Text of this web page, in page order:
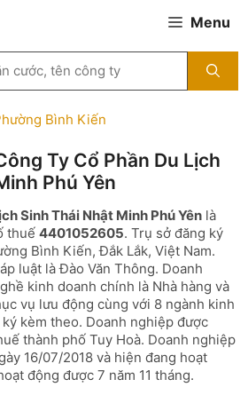
Menu
Bình Kiến
Ty Cổ Phần Du Lịch
Phú Yên
Sinh Thái Nhật Minh Phú Yên là
thuế 4401052605. Trụ sở đăng ký
Bình Kiến, Đắk Lắk, Việt Nam.
luật là Đào Văn Thông. Doanh
kinh doanh chính là Nhà hàng và
vụ lưu động cùng với 8 ngành kinh
kèm theo. Doanh nghiệp được
thành phố Tuy Hoà. Doanh nghiệp
16/07/2018 và hiện đang hoạt
động được 7 năm 11 tháng.